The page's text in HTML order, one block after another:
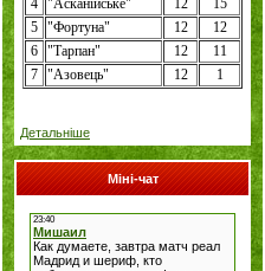
4 "Асканійське" 12
15
5 "Фортуна" 12
12
6 "Тарпан" 12
11
7 "Азовець" 12 1
Детальніше
Міні-чат